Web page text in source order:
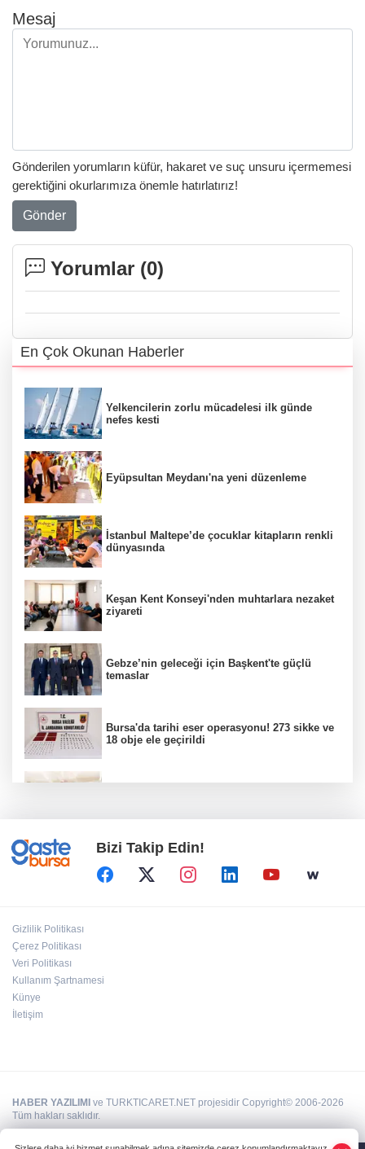
Mesaj
Gönderilen yorumların küfür, hakaret ve suç unsuru içermemesi
gerektiğini okurlarımıza önemle hatırlatırız!
Gönder
Yorumlar (0)
En Çok Okunan Haberler
Yelkencilerin zorlu mücadelesi ilk günde
nefes kesti
Eyüpsultan Meydanı'na yeni düzenleme
İstanbul Maltepe’de çocuklar kitapların renkli
dünyasında
Keşan Kent Konseyi'nden muhtarlara nezaket
ziyareti
Gebze’nin geleceği için Başkent'te güçlü
temaslar
Bursa'da tarihi eser operasyonu! 273 sikke ve
18 obje ele geçirildi
Yapay zeka genç girişimcilere yeni kapılar
açıyor
Bizi Takip Edin!
Gizlilik Politikası
Çerez Politikası
Veri Politikası
Kullanım Şartnamesi
Künye
İletişim
HABER YAZILIMI ve TURKTICARET.NET projesidir Copyright© 2006-2026
Tüm hakları saklıdır.